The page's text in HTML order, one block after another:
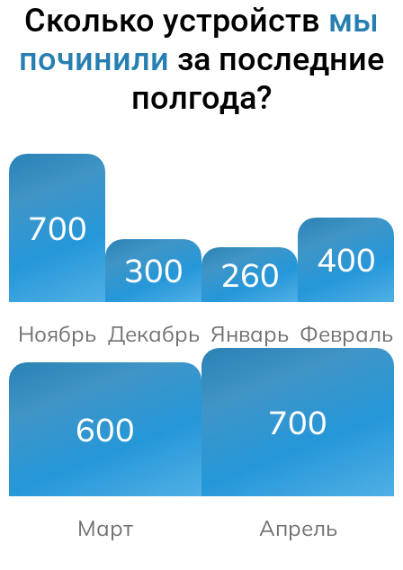
Сколько устройств мы
починили за последние
полгода?
700
Ноябрь
300
Декабрь
260
Январь
400
Февраль
600
Март
700
Апрель